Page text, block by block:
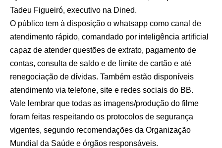
Tadeu Figueiró, executivo na Dined.
O público tem à disposição o whatsapp como canal de
atendimento rápido, comandado por inteligência artificial
capaz de atender questões de extrato, pagamento de
contas, consulta de saldo e de limite de cartão e até
renegociação de dívidas. Também estão disponíveis
atendimento via telefone, site e redes sociais do BB.
Vale lembrar que todas as imagens/produção do filme
foram feitas respeitando os protocolos de segurança
vigentes, segundo recomendações da Organização
Mundial da Saúde e órgãos responsáveis.